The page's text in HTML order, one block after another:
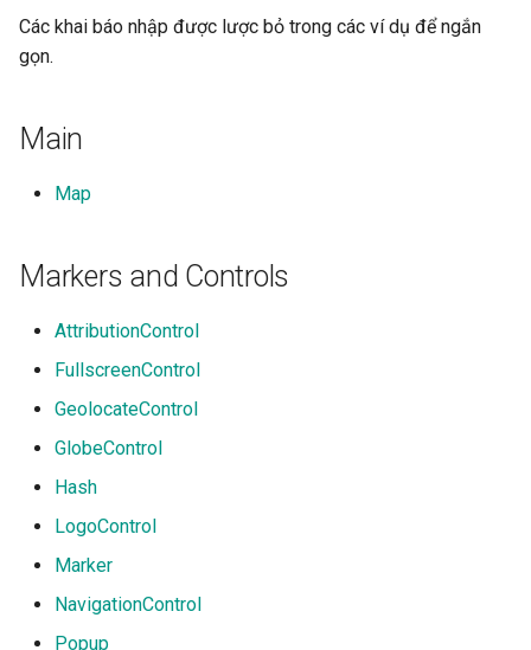
a
c
Các khai báo nhập được lược bỏ trong các ví dụ để ngắn
gọn.
Main
Map
Markers and Controls
AttributionControl
FullscreenControl
GeolocateControl
GlobeControl
Hash
LogoControl
Marker
NavigationControl
Popup